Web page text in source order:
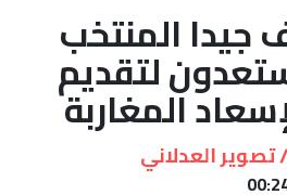
الصحراءالمنتخب
لتقديم
المغاربة
العدلاني